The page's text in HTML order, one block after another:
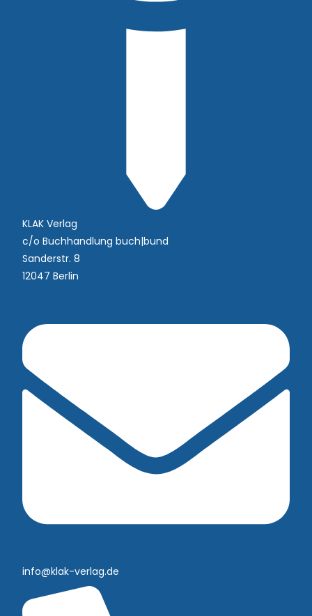
KLAK Verlag
c/o Buchhandlung buch|bund
Sanderstr. 8
12047 Berlin
info@klak-verlag.de